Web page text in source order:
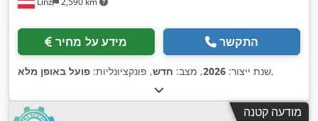
מידע על מחיר התקשר
שנת ייצור: 2026, מצב: חדש, פונקציונליות: פועל באופן מלא ,
מודעה קטנה